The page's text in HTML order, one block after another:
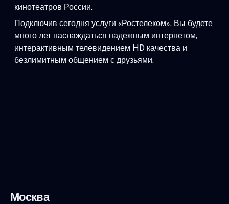
кинотеатров России.
Подключив сегодня услуги «Ростелеком», Вы будете
много лет наслаждаться надежным интернетом,
интерактивным телевидением HD качества и
безлимитным общением с друзьями.
Москва